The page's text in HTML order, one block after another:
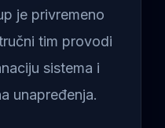
je privremeno
tim provodi
sistema i
unapređenja.